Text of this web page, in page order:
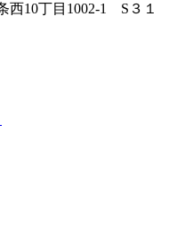
西10丁目1002-1 S３１